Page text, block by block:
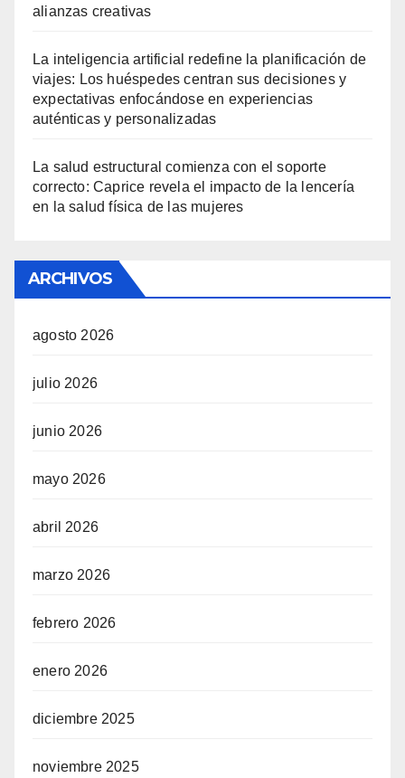
alianzas creativas
La inteligencia artificial redefine la planificación de
viajes: Los huéspedes centran sus decisiones y
expectativas enfocándose en experiencias
auténticas y personalizadas
La salud estructural comienza con el soporte
correcto: Caprice revela el impacto de la lencería
en la salud física de las mujeres
ARCHIVOS
agosto 2026
julio 2026
junio 2026
mayo 2026
abril 2026
marzo 2026
febrero 2026
enero 2026
diciembre 2025
noviembre 2025